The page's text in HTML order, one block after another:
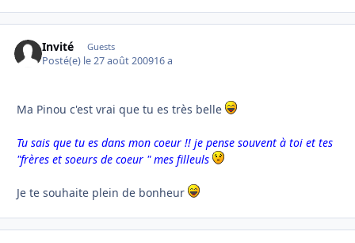
Invité Guests
Posté(e) le 27 août 200916 a
Ma Pinou c'est vrai que tu es très belle
Tu sais que tu es dans mon coeur !! je pense souvent à toi et tes
"frères et soeurs de coeur " mes filleuls
Je te souhaite plein de bonheur